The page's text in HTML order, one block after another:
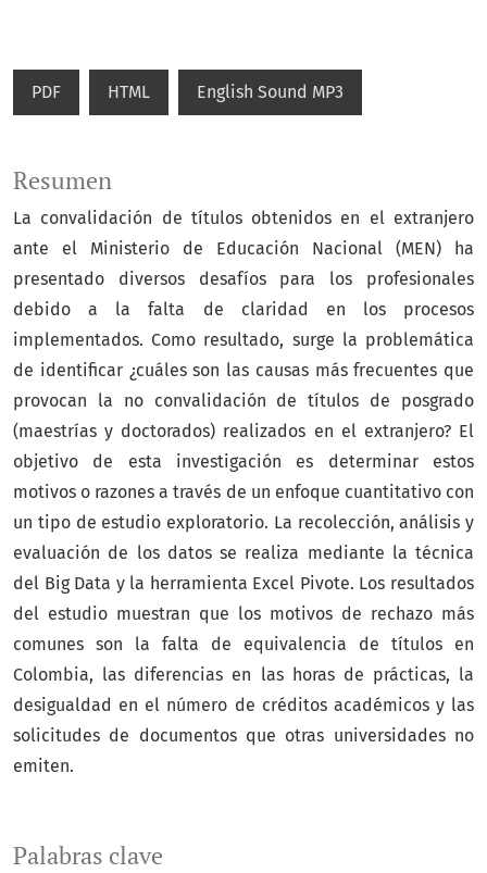
PDF HTML English Sound MP3
Palabras clave
Resumen
La convalidación de títulos obtenidos en el extranjero
ante el Ministerio de Educación Nacional (MEN) ha
presentado diversos desafíos para los profesionales
debido a la falta de claridad en los procesos
implementados. Como resultado, surge la problemática
de identificar ¿cuáles son las causas más frecuentes que
provocan la no convalidación de títulos de posgrado
(maestrías y doctorados) realizados en el extranjero? El
objetivo de esta investigación es determinar estos
motivos o razones a través de un enfoque cuantitativo con
un tipo de estudio exploratorio. La recolección, análisis y
evaluación de los datos se realiza mediante la técnica
del Big Data y la herramienta Excel Pivote. Los resultados
del estudio muestran que los motivos de rechazo más
comunes son la falta de equivalencia de títulos en
Colombia, las diferencias en las horas de prácticas, la
desigualdad en el número de créditos académicos y las
solicitudes de documentos que otras universidades no
emiten.